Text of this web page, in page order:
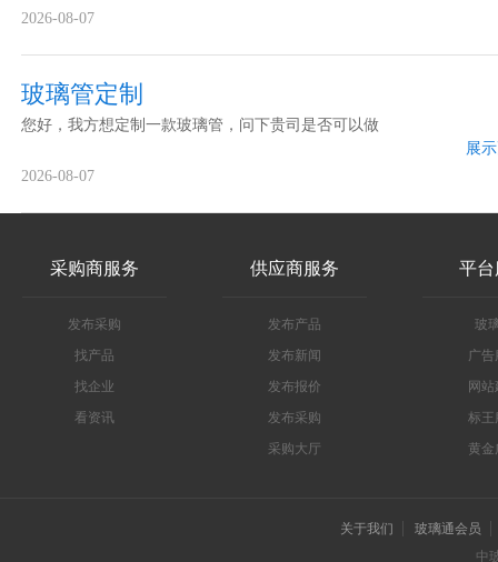
2026-08-07
玻璃管定制
您好，我方想定制一款玻璃管，问下贵司是否可以做
展
2026-08-07
采购商服务
发布采购
找产品
找企业
看资讯
供应商服务
发布产品
发布新闻
发布报价
发布采购
采购大厅
平
玻
广告
网
标王
黄金
关于我们
玻璃通会员
中